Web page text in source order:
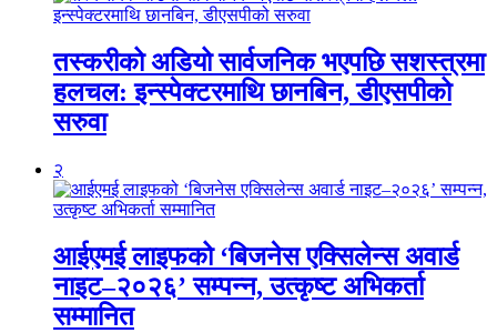
तस्करीको अडियो सार्वजनिक भएपछि सशस्त्रमा
हलचल: इन्स्पेक्टरमाथि छानबिन, डीएसपीको
सरुवा
२
आईएमई लाइफको ‘बिजनेस एक्सिलेन्स अवार्ड
नाइट–२०२६’ सम्पन्न, उत्कृष्ट अभिकर्ता
सम्मानित